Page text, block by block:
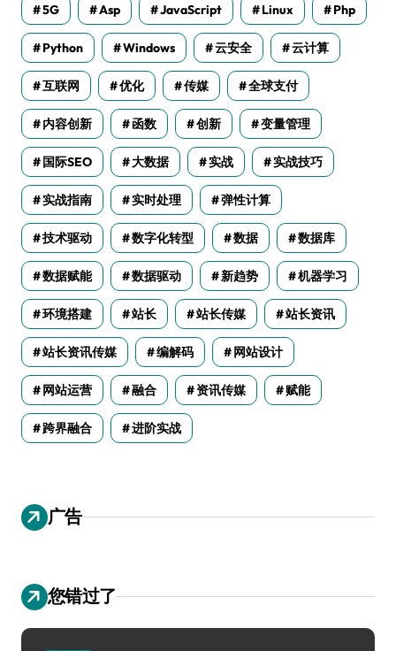
5G Asp JavaScript Linux Php
Python Windows 云安全 云计算
互联网 优化 传媒 全球支付
内容创新 函数 创新 变量管理
国际SEO 大数据 实战 实战技巧
实战指南 实时处理 弹性计算
技术驱动 数字化转型 数据 数据库
数据赋能 数据驱动 新趋势 机器学习
环境搭建 站长 站长传媒 站长资讯
站长资讯传媒 编解码 网站设计
网站运营 融合 资讯传媒 赋能
跨界融合 进阶实战
广告
您错过了